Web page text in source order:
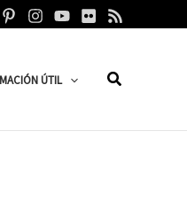
ÚTIL